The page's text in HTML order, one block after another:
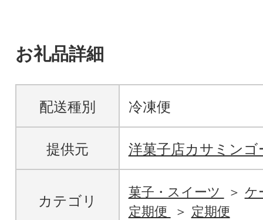
お礼品詳細
配送種別 冷凍便
提供元 洋菓子店カサミンゴ
カテゴリ
菓子・スイーツ
ケ
定期便
定期便